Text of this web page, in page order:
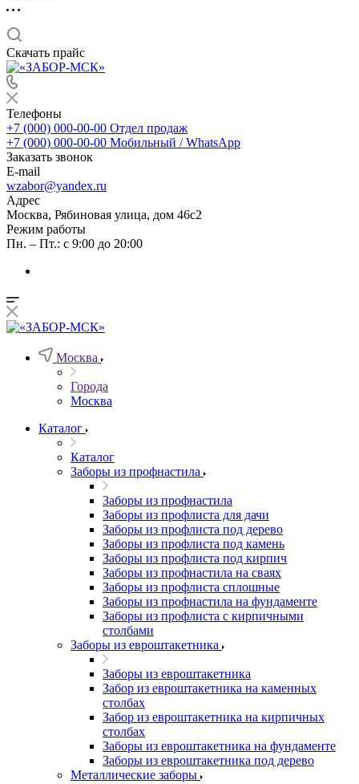
Скачать прайс
Телефоны
+7 (000) 000-00-00 Отдел продаж
+7 (000) 000-00-00 Мобильный / WhatsApp
Заказать звонок
E-mail
wzabor@yandex.ru
Адрес
Москва, Рябиновая улица, дом 46с2
Режим работы
Пн. – Пт.: с 9:00 до 20:00
Москва
Города
Москва
Каталог
Каталог
Заборы из профнастила
Заборы из профнастила
Заборы из профлиста для дачи
Заборы из профлиста под дерево
Заборы из профлиста под камень
Заборы из профлиста под кирпич
Заборы из профнастила на сваях
Заборы из профлиста сплошные
Заборы из профнастила на фундаменте
Заборы из профлиста с кирпичными
столбами
Заборы из евроштакетника
Заборы из евроштакетника
Забор из евроштакетника на каменных
столбах
Забор из евроштакетника на кирпичных
столбах
Заборы из евроштакетника на фундаменте
Заборы из евроштакетника под дерево
Металлические заборы